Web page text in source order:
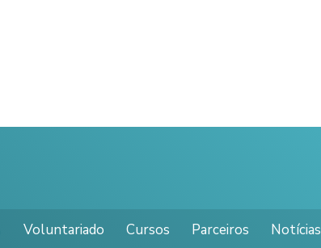
Voluntariado Cursos Parceiros Notícias